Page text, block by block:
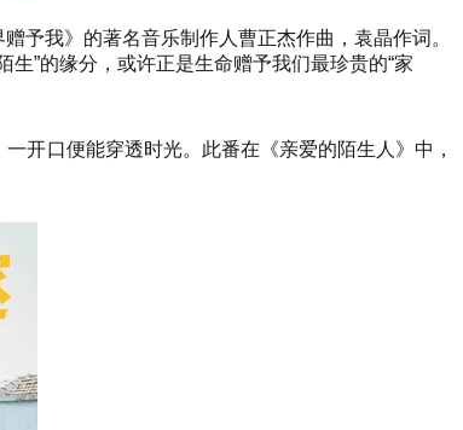
予我》的著名音乐制作人曹正杰作曲，袁晶作词。
”的缘分，或许正是生命赠予我们最珍贵的“家
开口便能穿透时光。此番在《亲爱的陌生人》中，